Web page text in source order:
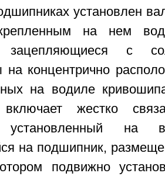
установлен
на нем
зацепляющиеся с
на концентрично
на водиле
включает жестко
установленный на
на подшипник,
подвижно